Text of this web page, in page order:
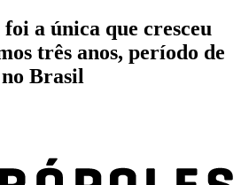
a única que cresceu
três anos, período de
Brasil